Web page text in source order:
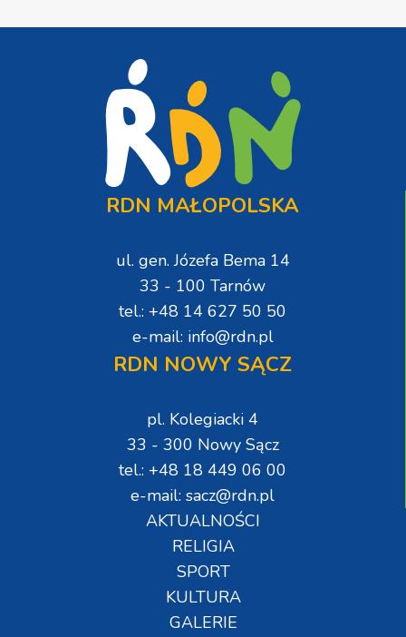
RDN MAŁOPOLSKA
ul. gen. Józefa Bema 14
33 - 100 Tarnów
tel.: +48 14 627 50 50
e-mail: info@rdn.pl
RDN NOWY SĄCZ
pl. Kolegiacki 4
33 - 300 Nowy Sącz
tel.: +48 18 449 06 00
e-mail: sacz@rdn.pl
AKTUALNOŚCI
RELIGIA
SPORT
KULTURA
GALERIE